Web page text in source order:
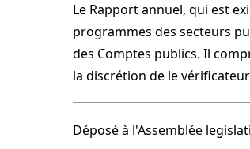
Le Rapport annuel, qui est
programmes des secteurs
des Comptes publics. Il
la discrétion de le
Déposé à l'Assemblée